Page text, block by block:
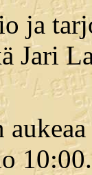
ja
Jari
10:00.